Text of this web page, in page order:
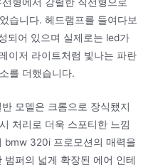
형에서 강렬한 직선형으로
습니다. 헤드램프를 들여다보
되어 있으며 실제로는 led가
이저 라이트처럼 빛나는 파란
를 더했습니다.
모델은 크롬으로 장식됐지
처리로 더욱 스포티한 느낌
bmw 320i 프로모션의 매력을
퍼의 넓게 확장된 에어 인테